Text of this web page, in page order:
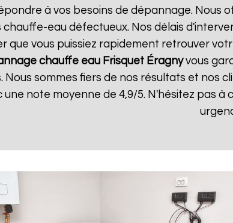
à vos besoins de dépannage. Nous
chauffe-eau défectueux. Nos délais
que vous puissiez rapidement retrouver
chauffe eau Frisquet Éragnyvous
Nous sommes fiers de nos résultats et nos
une note moyenne de 4,9/5. N'hésitez pas à